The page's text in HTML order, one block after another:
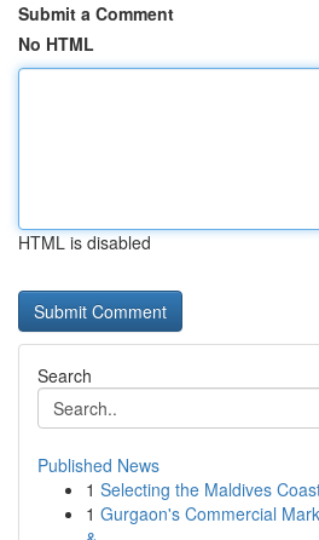
Submit a Comment
No HTML
HTML is disabled
Search
Published News
1 Selecting the Maldives
1 Gurgaon's Commercial